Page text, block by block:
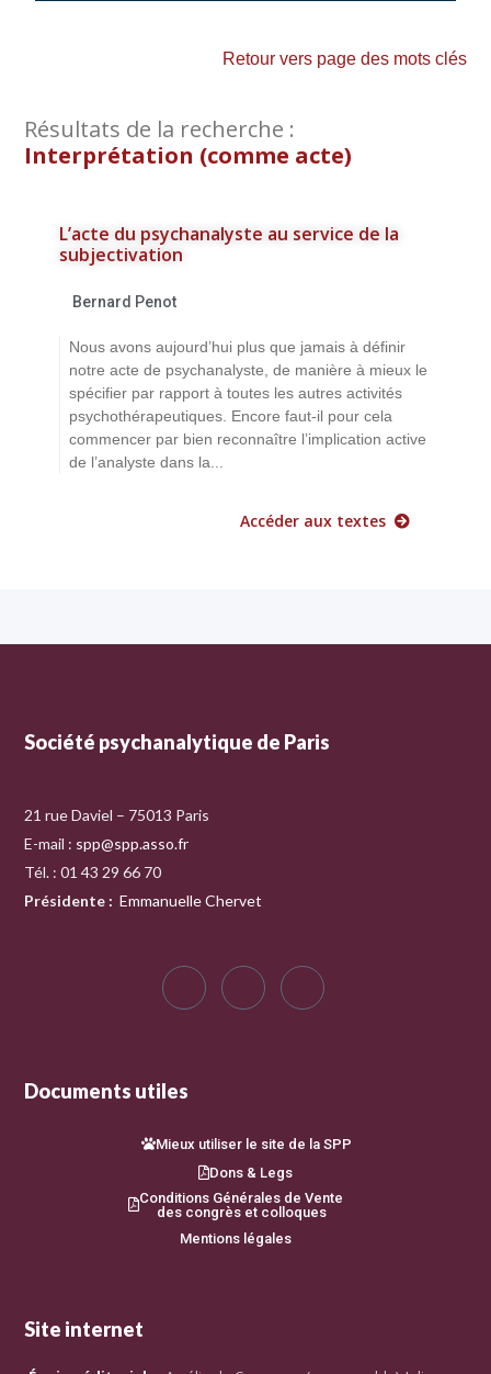
Retour vers page des mots clés
Résultats de la recherche :
Interprétation (comme acte)
L’acte du psychanalyste au service de la
subjectivation
Bernard Penot
Nous avons aujourd’hui plus que jamais à définir
notre acte de psychanalyste, de manière à mieux le
spécifier par rapport à toutes les autres activités
psychothérapeutiques. Encore faut-il pour cela
commencer par bien reconnaître l’implication active
de l’analyste dans la...
Accéder aux textes
Société psychanalytique de Paris
21 rue Daviel – 75013 Paris
E-mail : spp@spp.asso.fr
Tél. : 01 43 29 66 70
Présidente : Emmanuelle Chervet
Documents utiles
Mieux utiliser le site de la SPP
Dons & Legs
Conditions Générales de Vente
des congrès et colloques
Mentions légales
Site internet